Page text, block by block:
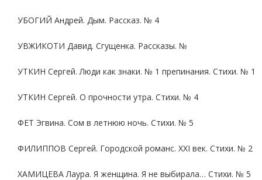
УБОГИЙ Андрей. Дым. Рассказ. № 4
УВЖИКОТИ Давид. Сгущенка. Рассказы. №
УТКИН Сергей. Люди как знаки. № 1 препинания. Стихи. № 1
УТКИН Сергей. О прочности утра. Стихи. № 4
ФЕТ Эгвина. Сом в летнюю ночь. Стихи. № 5
ФИЛИППОВ Сергей. Городской романс. XXI век. Стихи. № 2
ХАМИЦЕВА Лаура. Я женщина. Я не выбирала… Стихи. № 5